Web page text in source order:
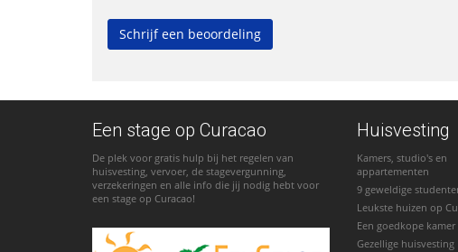
Een stage op Curacao
De plek voor gratis hulp bij het regelen van
huisvesting, vervoer, de stagevergunning,
verzekeringen en alle info die jij nodig hebt voor
een stage op Curacao!
Huisvesting
Kamers, studio's en
appartementen
9 geweldige
Leukste huizen op
Een goedkope
Gezellige huisvesting